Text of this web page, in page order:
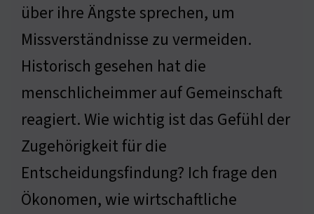
über ihre Ängste sprechen, um
Missverständnisse zu vermeiden.
Historisch gesehen hat die
menschlicheimmer auf Gemeinschaft
reagiert. Wie wichtig ist das Gefühl der
Zugehörigkeit für die
Entscheidungsfindung? Ich frage den
Ökonomen, wie wirtschaftliche